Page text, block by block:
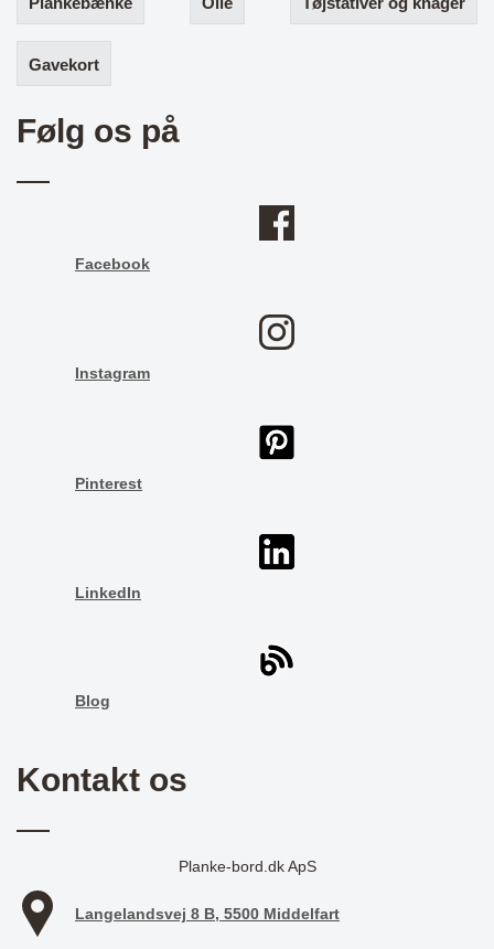
Gavekort
Følg os på
Facebook
Instagram
Pinterest
LinkedIn
Blog
Kontakt os
Planke-bord.dk ApS
Langelandsvej 8 B, 5500 Middelfart